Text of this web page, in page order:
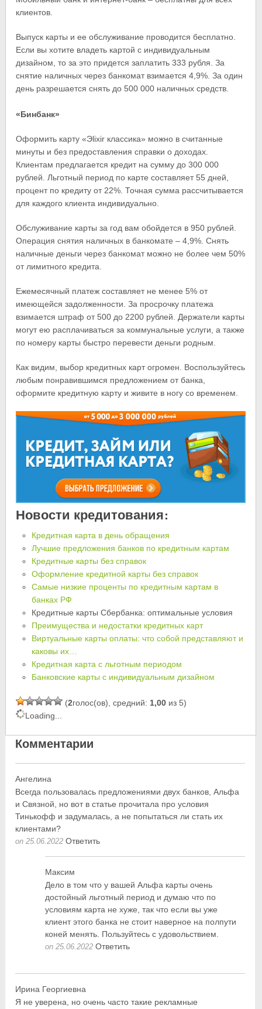
клиентов.
Выпуск карты и ее обслуживание проводится бесплатно.
Если вы хотите владеть картой с индивидуальным
дизайном, то за это придется заплатить 333 рубля. За
снятие наличных через банкомат взимается 4,9%. За один
день разрешается снять до 500 000 наличных средств.
«Бинбанк»
Оформить карту «Эlixir классика» можно в считанные
минуты и без предоставления справки о доходах.
Клиентам предлагается кредит на сумму до 300 000
рублей. Льготный период по карте составляет 55 дней,
процент по кредиту от 22%. Точная сумма рассчитывается
для каждого клиента индивидуально.
Обслуживание карты за год вам обойдется в 950 рублей.
Операция снятия наличных в банкомате – 4,9%. Снять
наличные деньги через банкомат можно не более чем 50%
от лимитного кредита.
Ежемесячный платеж составляет не менее 5% от
имеющейся задолженности. За просрочку платежа
взимается штраф от 500 до 2200 рублей. Держатели карты
могут ею расплачиваться за коммунальные услуги, а также
по номеру карты быстро перевести деньги родным.
Как видим, выбор кредитных карт огромен. Воспользуйтесь
любым понравившимся предложением от банка,
оформите кредитную карту и живите в ногу со временем.
Новости кредитования:
Кредитная карта в день обращения
Лучшие предложения банков по кредитным картам
Кредитные карты без справок
Оформление кредитной карты без справок
Самые низкие проценты по кредитным картам в
банках РФ
Кредитные карты Сбербанка: оптимальные условия
Преимущества и недостатки кредитных карт
Виртуальные карты оплаты: что собой представляют и
каковы их…
Кредитная карта с льготным периодом
Банковские карты с индивидуальным дизайном
(2голос(ов), средний: 1,00 из 5)
Loading...
Комментарии
Ангелина
Всегда пользовалась предложениями двух банков, Альфа
и Связной, но вот в статье прочитала про условия
Тинькофф и задумалась, а не попытаться ли стать их
клиентами?
on 25.06.2022 Ответить
Максим
Дело в том что у вашей Альфа карты очень
достойный льготный период и думаю что по
условиям карта не хуже, так что если вы уже
клиент этого банка не стоит наверное на полпути
коней менять. Пользуйтесь с удовольствием.
on 25.06.2022 Ответить
Ирина Георгиевна
Я не уверена, но очень часто такие рекламные